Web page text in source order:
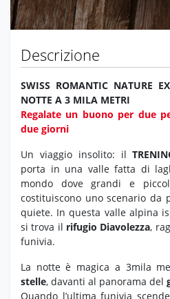
Descrizione
SWISS ROMANTIC NATURE
NOTTE A 3 MILA METRI
Regalate un buono per due
due giorni
Un viaggio insolito: il
porta in una valle fatta di
mondo dove grandi e
costituiscono uno scenario da
quiete. In questa valle alpina
si trova il rifugio Diavolezza,
funivia.
La notte è magica a 3mila
stelle, davanti al panorama del
Quando l’ultima funivia